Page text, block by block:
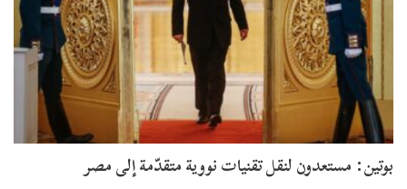
بوتين: مستعدون لنقل تقنيات نووية متقدّمة إلى مصر